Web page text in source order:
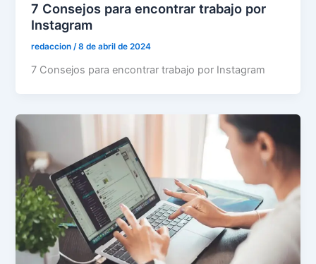
7 Consejos para encontrar trabajo por
Instagram
redaccion/8 de abril de 2024
7 Consejos para encontrar trabajo por Instagram